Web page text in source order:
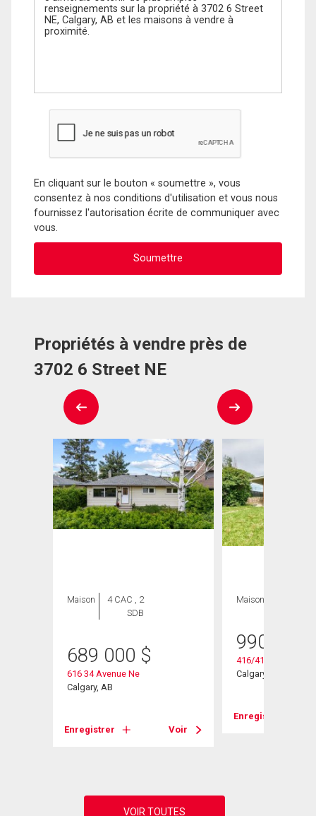
En cliquant sur le bouton « soumettre », vous
consentez à nos conditions d'utilisation et vous nous
fournissez l'autorisation écrite de communiquer avec
vous.
Propriétés à vendre près de
3702 6 Street NE
Maison
4 CAC , 2
SDB
689 000 $
616 34 Avenue Ne
Calgary, AB
Enregistrer Voir
Maison
990 000
416/418 33 Avenue
Calgary, AB
Enregistrer